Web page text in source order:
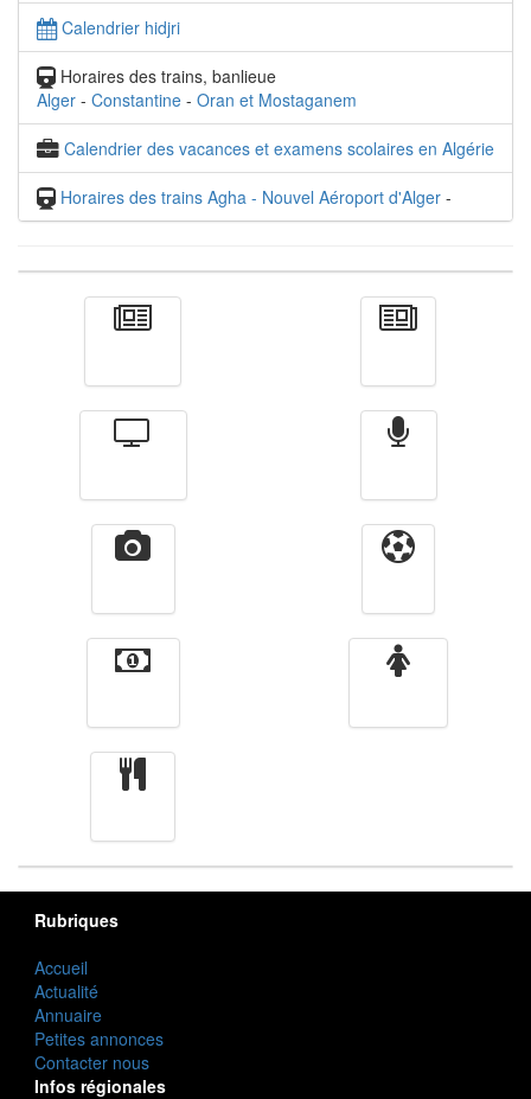
Calendrier hidjri
Horaires des trains, banlieue
Alger - Constantine - Oran et Mostaganem
Calendrier des vacances et examens scolaires en Algérie
Horaires des trains Agha - Nouvel Aéroport d'Alger -
Rubriques
Accueil
Actualité
Annuaire
Petites annonces
Contacter nous
Infos régionales